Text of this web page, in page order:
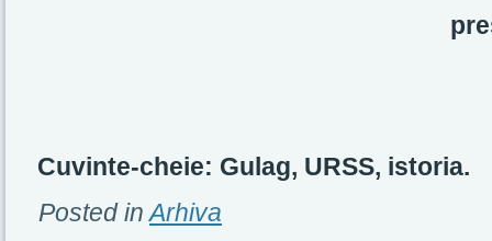
Cuvinte-cheie: Gulag, URSS, istoria.
Posted in Arhiva